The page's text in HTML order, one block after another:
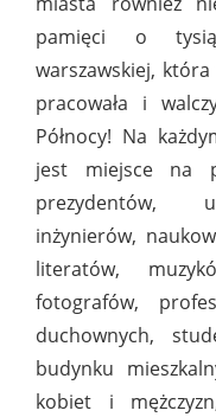
pamięci o
warszawskiej, która
pracowała i
Północy! Na
jest miejsce na
prezydentów,
inżynierów,
literatów,
fotografów,
duchownych,
budynku
kobiet i